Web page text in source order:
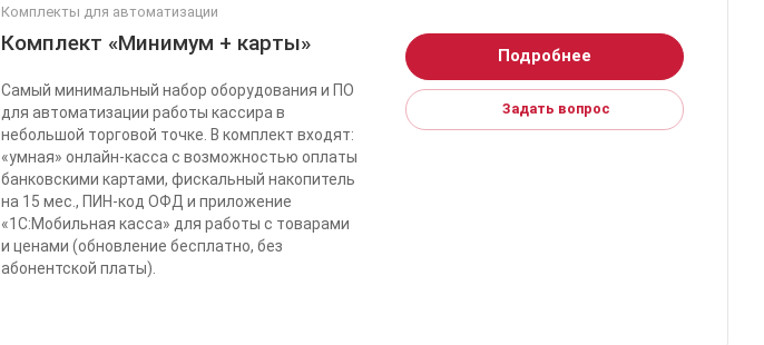
Комплекты для автоматизации
Комплект «Минимум + карты»
Самый минимальный набор оборудования и ПО
для автоматизации работы кассира в
небольшой торговой точке. В комплект входят:
«умная» онлайн-касса с возможностью оплаты
банковскими картами, фискальный накопитель
на 15 мес., ПИН-код ОФД и приложение
«1С:Мобильная касса» для работы с товарами
и ценами (обновление бесплатно, без
абонентской платы).
Подробнее
Задать вопрос